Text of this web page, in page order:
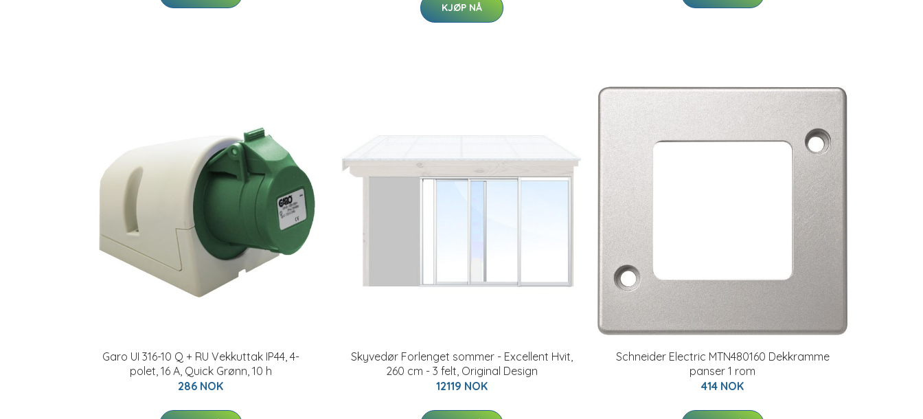
KJØP NÅ
Garo UI 316-10 Q + RU Vekkuttak IP44, 4-
polet, 16 A, Quick Grønn, 10 h
286 NOK
Skyvedør Forlenget sommer - Excellent Hvit,
260 cm - 3 felt, Original Design
12119 NOK
Schneider Electric MTN480160 Dekkramme
panser 1 rom
414 NOK